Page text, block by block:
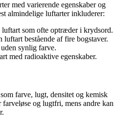
med varierende egenskaber og
almindelige luftarter inkluderer:
luftart som ofte optræder i krydsord.
luftart bestående af fire bogstaver.
synlig farve.
med radioaktive egenskaber.
farve, lugt, densitet og kemisk
og lugtfri, mens andre kan